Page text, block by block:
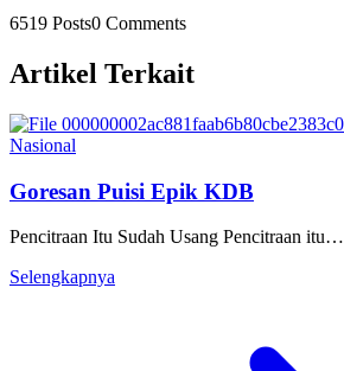
6519 Posts0 Comments
Artikel Terkait
Nasional
Goresan Puisi Epik KDB
Pencitraan Itu Sudah Usang Pencitraan itu…
Selengkapnya